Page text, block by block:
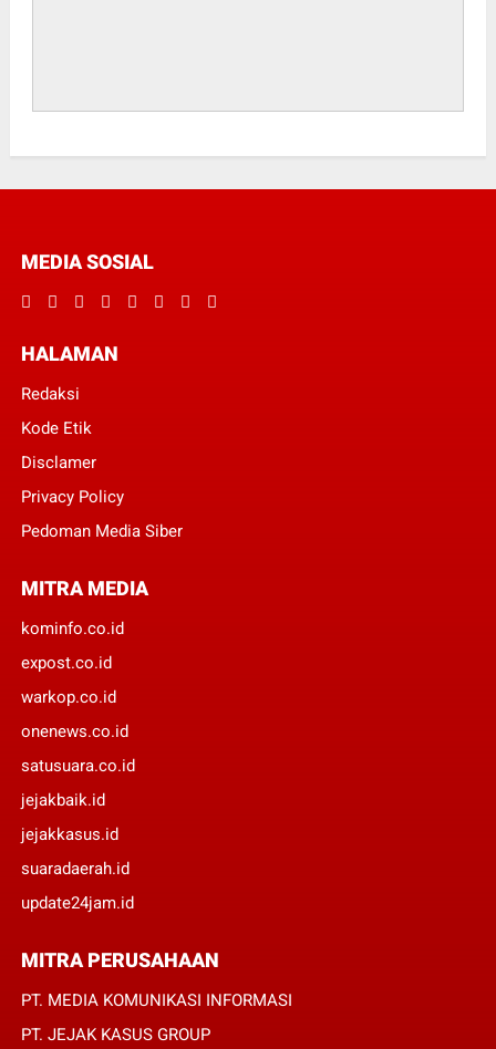
MEDIA SOSIAL
HALAMAN
Redaksi
Kode Etik
Disclamer
Privacy Policy
Pedoman Media Siber
MITRA MEDIA
kominfo.co.id
expost.co.id
warkop.co.id
onenews.co.id
satusuara.co.id
jejakbaik.id
jejakkasus.id
suaradaerah.id
update24jam.id
MITRA PERUSAHAAN
PT. MEDIA KOMUNIKASI INFORMASI
PT. JEJAK KASUS GROUP